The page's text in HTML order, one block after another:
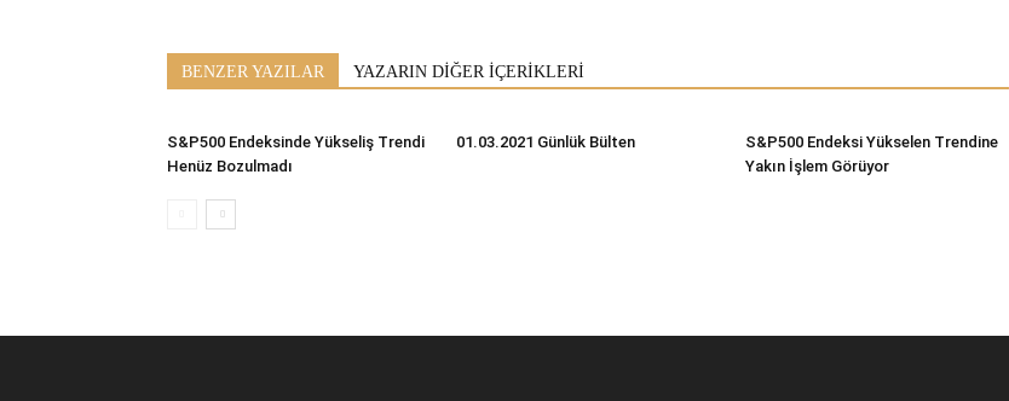
BENZER YAZILAR YAZARIN DİĞER İÇERİKLERİ
S&P500 Endeksinde Yükseliş Trendi
Henüz Bozulmadı
01.03.2021 Günlük Bülten
S&P500 Endeksi Yükselen Trendine
Yakın İşlem Görüyor